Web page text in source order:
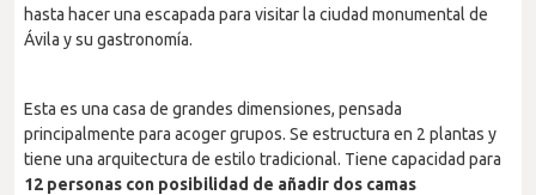
hasta hacer una escapada para visitar la ciudad monumental de
Ávila y su gastronomía.
Esta es una casa de grandes dimensiones, pensada
principalmente para acoger grupos. Se estructura en 2 plantas y
tiene una arquitectura de estilo tradicional. Tiene capacidad para
12 personas con posibilidad de añadir dos camas